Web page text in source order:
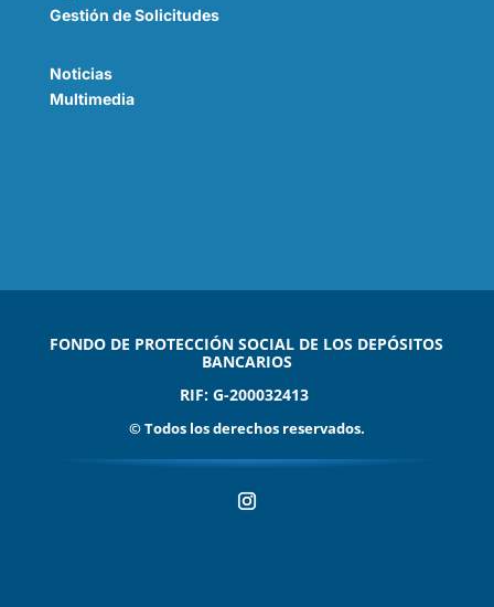
Gestión de Solicitudes
Noticias
Multimedia
FONDO DE PROTECCIÓN SOCIAL DE LOS DEPÓSITOS
BANCARIOS
RIF: G-200032413
© Todos los derechos reservados.